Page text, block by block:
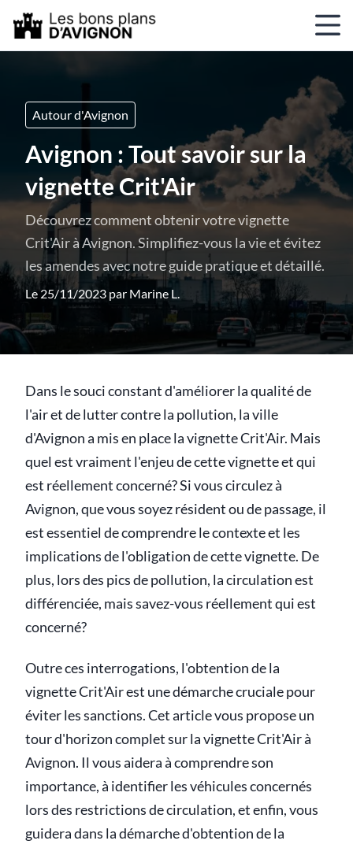
Autour d'Avignon
Avignon : Tout savoir sur la
vignette Crit'Air
Découvrez comment obtenir votre vignette
Crit'Air à Avignon. Simplifiez-vous la vie et évitez
les amendes avec notre guide pratique et détaillé.
Le 25/11/2023 par Marine L.
Dans le souci constant d'améliorer la qualité de
l'air et de lutter contre la pollution, la ville
d'Avignon a mis en place la vignette Crit'Air. Mais
quel est vraiment l'enjeu de cette vignette et qui
est réellement concerné? Si vous circulez à
Avignon, que vous soyez résident ou de passage, il
est essentiel de comprendre le contexte et les
implications de l'obligation de cette vignette. De
plus, lors des pics de pollution, la circulation est
différenciée, mais savez-vous réellement qui est
concerné?
Outre ces interrogations, l'obtention de la
vignette Crit'Air est une démarche cruciale pour
éviter les sanctions. Cet article vous propose un
tour d'horizon complet sur la vignette Crit'Air à
Avignon. Il vous aidera à comprendre son
importance, à identifier les véhicules concernés
lors des restrictions de circulation, et enfin, vous
guidera dans la démarche d'obtention de la